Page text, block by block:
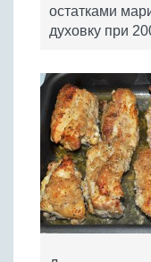
остатками
духовку при